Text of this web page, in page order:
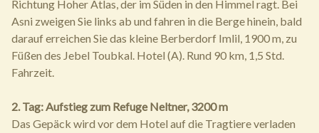
Richtung Hoher Atlas, der im Süden in den Himmel ragt. Bei
Asni zweigen Sie links ab und fahren in die Berge hinein, bald
darauf erreichen Sie das kleine Berberdorf Imlil, 1900 m, zu
Füßen des Jebel Toubkal. Hotel (A). Rund 90 km, 1,5 Std.
Fahrzeit.
2. Tag: Aufstieg zum Refuge Neltner, 3200 m
Das Gepäck wird vor dem Hotel auf die Tragtiere verladen